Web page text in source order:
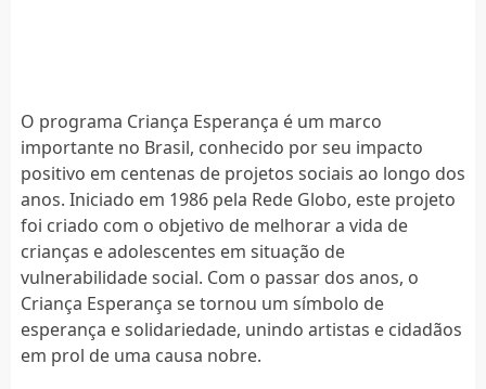
O programa Criança Esperança é um marco
importante no Brasil, conhecido por seu impacto
positivo em centenas de projetos sociais ao longo dos
anos. Iniciado em 1986 pela Rede Globo, este projeto
foi criado com o objetivo de melhorar a vida de
crianças e adolescentes em situação de
vulnerabilidade social. Com o passar dos anos, o
Criança Esperança se tornou um símbolo de
esperança e solidariedade, unindo artistas e cidadãos
em prol de uma causa nobre.